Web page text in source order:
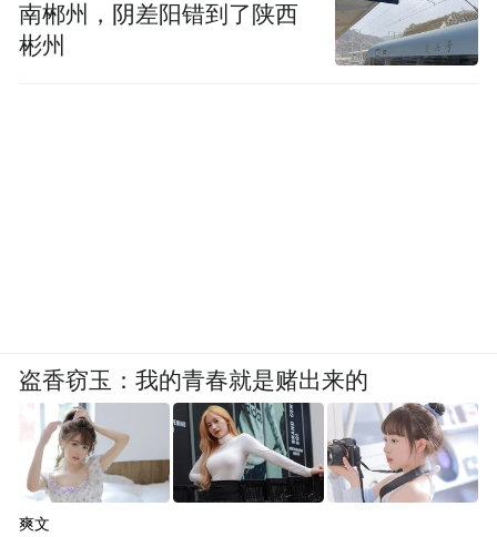
南郴州，阴差阳错到了陕西
彬州
盗香窃玉：我的青春就是赌出来的
爽文